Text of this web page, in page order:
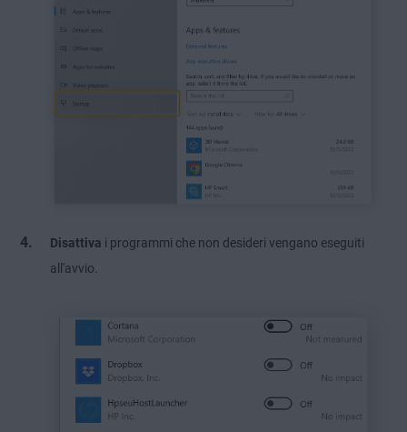
Disattiva i programmi che non desideri vengano eseguiti
all'avvio.